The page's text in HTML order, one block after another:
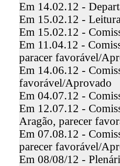
Em 14.02.12 -
Em 15.02.12 -
Em 15.02.12 -
Em 11.04.12 -
paracer favorável/
Em 14.06.12 -
favorável/Aprovado
Em 04.07.12 -
Em 12.07.12 -
Aragão, parecer
Em 07.08.12 -
parecer favorável/
Em 08/08/12 -